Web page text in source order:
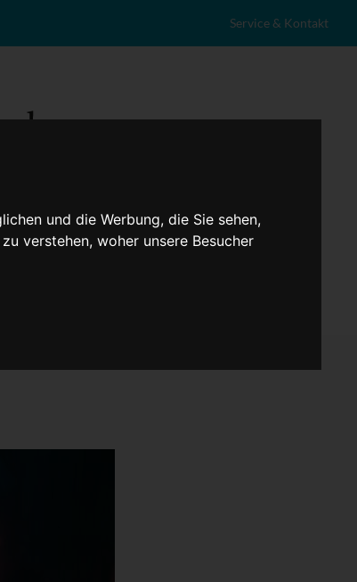
und die Werbung, die Sie sehen,
verstehen, woher unsere Besucher
Service & Kontakt